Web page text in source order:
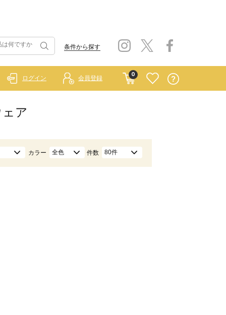
条件から探す
0
ログイン 会員登録
ア
カラー 全色 件数 80件